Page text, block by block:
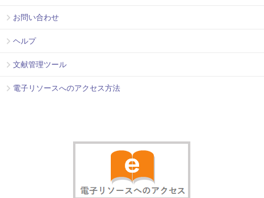
お問い合わせ
ヘルプ
文献管理ツール
電子リソースへのアクセス方法